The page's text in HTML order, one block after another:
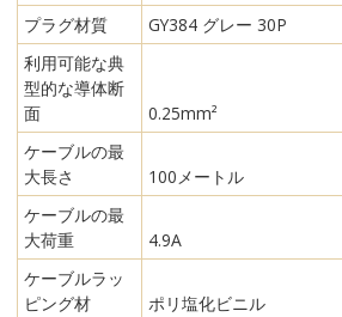
プラグ材質
GY384 グレー 30P
利用可能な典
型的な導体断
面
0.25mm²
ケーブルの最
大長さ
100メートル
ケーブルの最
大荷重
4.9A
ケーブルラッ
ピング材
ポリ塩化ビニル